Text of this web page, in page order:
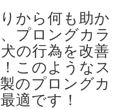
から何も助か
プロングカラ
の行為を改善
このようなス
のプロングカ
適です！